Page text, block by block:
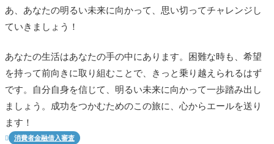
あ、あなたの明るい未来に向かって、思い切ってチャレンジし
ていきましょう！
あなたの生活はあなたの手の中にあります。困難な時も、希望
を持って前向きに取り組むことで、きっと乗り越えられるはず
です。自分自身を信じて、明るい未来に向かって一歩踏み出し
ましょう。成功をつかむためのこの旅に、心からエールを送り
ます！
 消費者金融借入審査